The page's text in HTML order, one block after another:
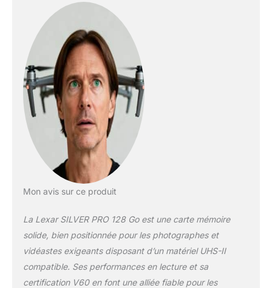
résolution : capturez
facilement de
superbes vidéos Full
HD 1080p, 3D et 4K.
Les cartes mémoire
SD Lexar SILVER PRO
V60 offrent un
stockage haute
capacité avec des
performances
d'un enregistrement
délai Compatibilité
UHS-II
rétrocompatible avec
les appareils UHS-I :
Mon avis sur ce produit
La Lexar SILVER PRO 128 Go est une carte mémoire
solide, bien positionnée pour les photographes et
vidéastes exigeants disposant d’un matériel UHS-II
compatible. Ses performances en lecture et sa
certification V60 en font une alliée fiable pour les